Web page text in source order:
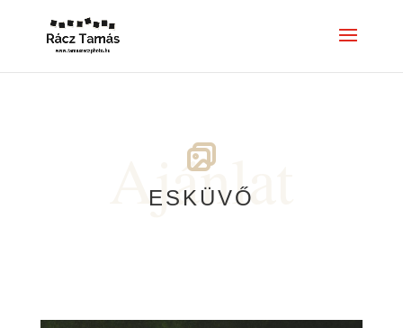
Ajánlat
ESKÜVŐ